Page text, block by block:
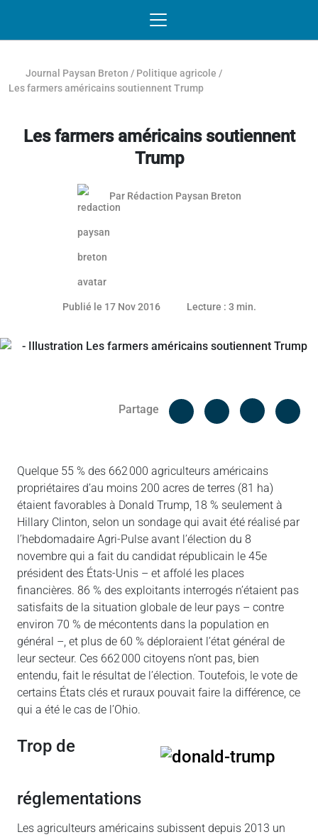
Journal Paysan Breton / Politique agricole /
Les farmers américains soutiennent Trump
Les farmers américains soutiennent
Trump
Par Rédaction Paysan Breton
Publié le 17 Nov 201620 novembre 2016
Lecture : 3 min.
Partage
Facebook
Quelque 55 % des 662 000 agriculteurs américains
propriétaires d’au moins 200 acres de terres (81 ha)
étaient favorables à Donald Trump, 18 % seulement à
Hillary Clinton, selon un sondage qui avait été réalisé par
l’hebdomadaire Agri-Pulse avant l’élection du 8
novembre qui a fait du candidat républicain le 45e
président des États-Unis – et affolé les places
financières. 86 % des exploitants interrogés n’étaient pas
satisfaits de la situation globale de leur pays – contre
environ 70 % de mécontents dans la population en
général –, et plus de 60 % déploraient l’état général de
leur secteur. Ces 662 000 citoyens n’ont pas, bien
entendu, fait le résultat de l’élection. Toutefois, le vote de
certains États clés et ruraux pouvait faire la différence, ce
qui a été le cas de l’Ohio.
Trop de
réglementations
Les agriculteurs américains subissent depuis 2013 un